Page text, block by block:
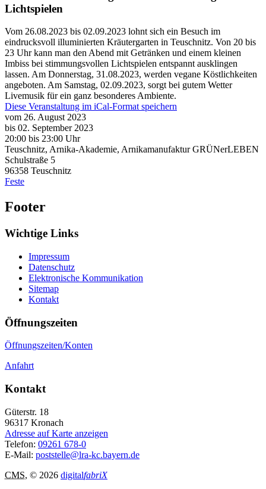
Lichtspielen
Vom 26.08.2023 bis 02.09.2023 lohnt sich ein Besuch im
eindrucksvoll illuminierten Kräutergarten in Teuschnitz. Von 20 bis
23 Uhr kann man den Abend mit Getränken und einem kleinen
Imbiss bei stimmungsvollen Lichtspielen entspannt ausklingen
lassen. Am Donnerstag, 31.08.2023, werden vegane Köstlichkeiten
angeboten. Am Samstag, 02.09.2023, sorgt bei gutem Wetter
Livemusik für ein ganz besonderes Ambiente.
Diese Veranstaltung im iCal-Format speichern
vom 26. August 2023
bis 02. September 2023
20:00 bis 23:00 Uhr
Teuschnitz, Arnika-Akademie, Arnikamanufaktur GRÜNerLEBEN
Schulstraße 5
96358 Teuschnitz
Feste
Footer
Wichtige Links
Impressum
Datenschutz
Elektronische Kommunikation
Sitemap
Kontakt
Öffnungszeiten
Öffnungszeiten/Konten
Anfahrt
Kontakt
Güterstr. 18
96317 Kronach
Adresse auf Karte anzeigen
Telefon: 09261 678-0
E-Mail: poststelle@lra-kc.bayern.de
CMS, © 2026 digitalfabriX